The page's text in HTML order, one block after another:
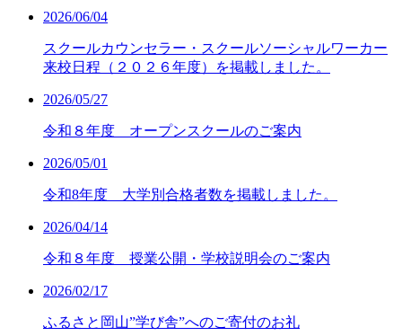
2026/06/04
スクールカウンセラー・スクールソーシャルワーカー
来校日程（２０２６年度）を掲載しました。
2026/05/27
令和８年度 オープンスクールのご案内
2026/05/01
令和8年度 大学別合格者数を掲載しました。
2026/04/14
令和８年度 授業公開・学校説明会のご案内
2026/02/17
ふるさと岡山”学び舎”へのご寄付のお礼